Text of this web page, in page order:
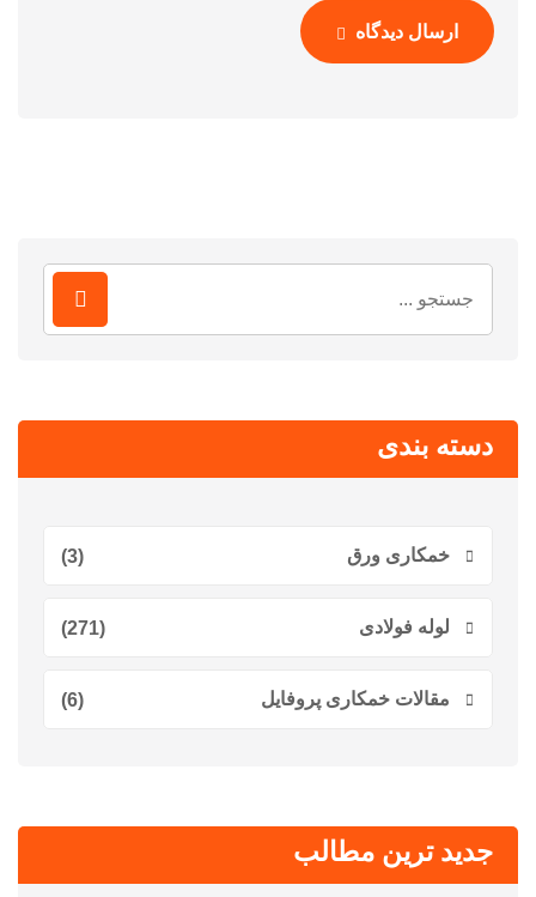
ارسال دیدگاه
برای:
دسته بندی
خمکاری ورق (3)
لوله فولادی (271)
مقالات خمکاری پروفایل (6)
جدید ترین مطالب